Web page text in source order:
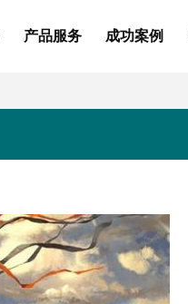
产品服务 成功案例